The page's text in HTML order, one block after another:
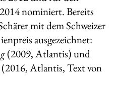
nominiert. Bereits
mit dem Schweizer
ausgezeichnet:
(2009, Atlantis) und
(2016, Atlantis, Text von